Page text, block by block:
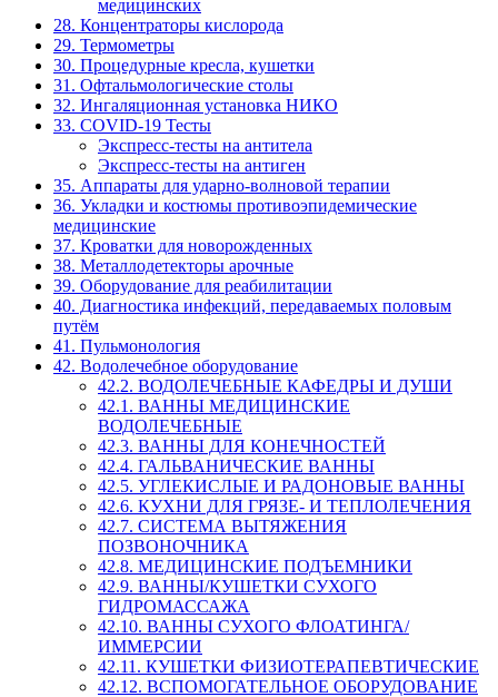
медицинских
28. Концентраторы кислорода
29. Термометры
30. Процедурные кресла, кушетки
31. Офтальмологические столы
32. Ингаляционная установка НИКО
33. COVID-19 Тесты
Экспресс-тесты на антитела
Экспресс-тесты на антиген
35. Аппараты для ударно-волновой терапии
36. Укладки и костюмы противоэпидемические
медицинские
37. Кроватки для новорожденных
38. Металлодетекторы арочные
39. Оборудование для реабилитации
40. Диагностика инфекций, передаваемых половым
путём
41. Пульмонология
42. Водолечебное оборудование
42.2. ВОДОЛЕЧЕБНЫЕ КАФЕДРЫ И ДУШИ
42.1. ВАННЫ МЕДИЦИНСКИЕ
ВОДОЛЕЧЕБНЫЕ
42.3. ВАННЫ ДЛЯ КОНЕЧНОСТЕЙ
42.4. ГАЛЬВАНИЧЕСКИЕ ВАННЫ
42.5. УГЛЕКИСЛЫЕ И РАДОНОВЫЕ ВАННЫ
42.6. КУХНИ ДЛЯ ГРЯЗЕ- И ТЕПЛОЛЕЧЕНИЯ
42.7. СИСТЕМА ВЫТЯЖЕНИЯ
ПОЗВОНОЧНИКА
42.8. МЕДИЦИНСКИЕ ПОДЪЕМНИКИ
42.9. ВАННЫ/КУШЕТКИ СУХОГО
ГИДРОМАССАЖА
42.10. ВАННЫ СУХОГО ФЛОАТИНГА/
ИММЕРСИИ
42.11. КУШЕТКИ ФИЗИОТЕРАПЕВТИЧЕСКИЕ
42.12. ВСПОМОГАТЕЛЬНОЕ ОБОРУДОВАНИЕ